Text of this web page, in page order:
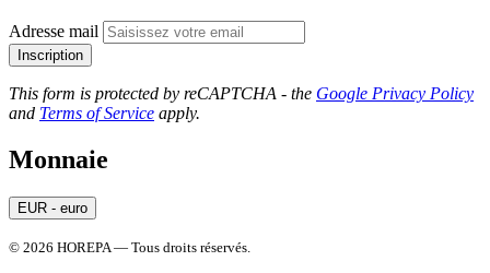
Adresse mail
Inscription
This form is protected by reCAPTCHA - the Google Privacy Policy
and Terms of Service apply.
Monnaie
EUR - euro
© 2026 HOREPA — Tous droits réservés.